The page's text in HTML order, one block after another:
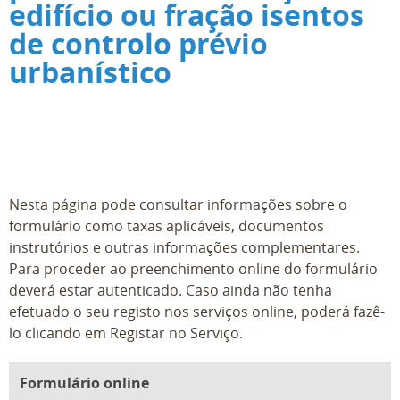
edifício ou fração isentos
de controlo prévio
urbanístico
Nesta página pode consultar informações sobre o
formulário como taxas aplicáveis, documentos
instrutórios e outras informações complementares.
Para proceder ao preenchimento online do formulário
deverá estar autenticado. Caso ainda não tenha
efetuado o seu registo nos serviços online, poderá fazê-
lo clicando em Registar no Serviço.
Formulário online